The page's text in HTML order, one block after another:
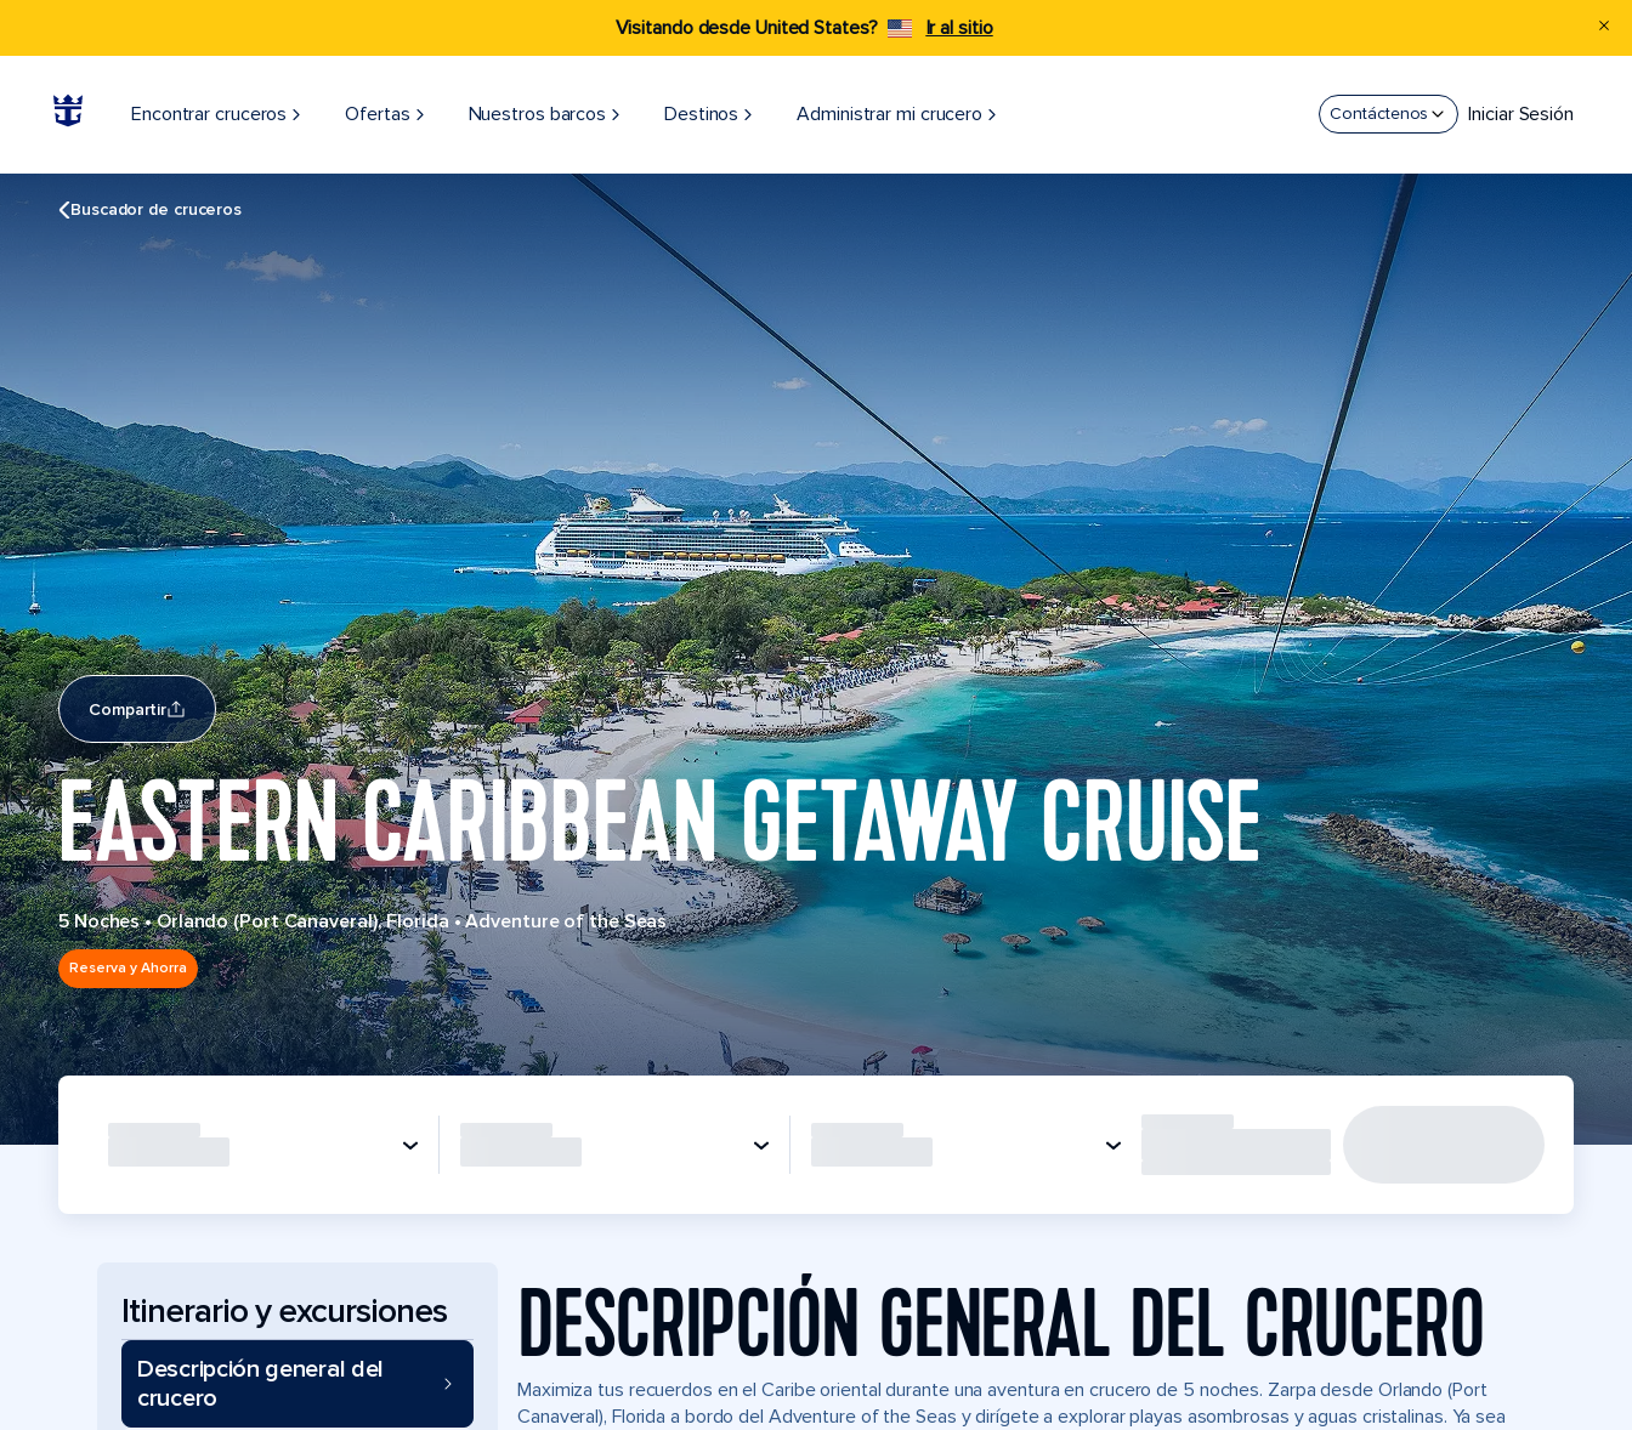
Visitando desde United States? Ir al sitio
Encontrar cruceros Ofertas Nuestros barcos Destinos Administrar mi crucero Contáctenos Iniciar Sesión
Buscador de cruceros
Compartir
EASTERN CARIBBEAN GETAWAY CRUISE
5 Noches•Orlando (Port Canaveral), Florida•Adventure of the Seas
Reserva y Ahorra
Itinerario y excursiones
Descripción general del
crucero
DESCRIPCIÓN GENERAL DEL CRUCERO
Maximiza tus recuerdos en el Caribe oriental durante una aventura en crucero de 5 noches. Zarpa desde Orlando (Port
Canaveral), Florida a bordo del Adventure of the Seas y dirígete a explorar playas asombrosas y aguas cristalinas. Ya sea